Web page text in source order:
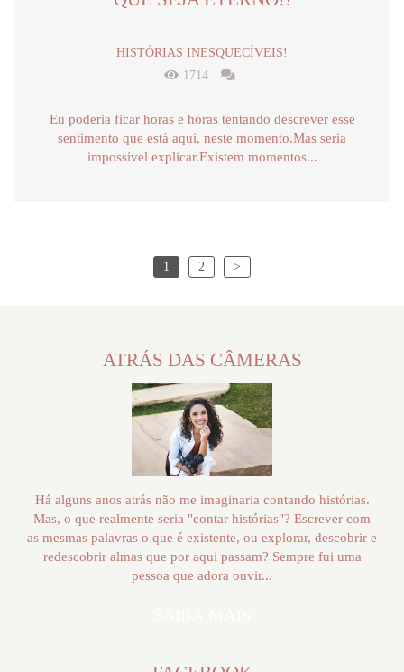
HISTÓRIAS INESQUECÍVEIS!
1714
Eu poderia ficar horas e horas tentando descrever esse
sentimento que está aqui, neste momento.Mas seria
impossível explicar.Existem momentos...
1 2 >
ATRÁS DAS CÂMERAS
Há alguns anos atrás não me imaginaria contando histórias.
Mas, o que realmente seria "contar histórias"? Escrever com
as mesmas palavras o que é existente, ou explorar, descobrir e
redescobrir almas que por aqui passam? Sempre fui uma
pessoa que adora ouvir...